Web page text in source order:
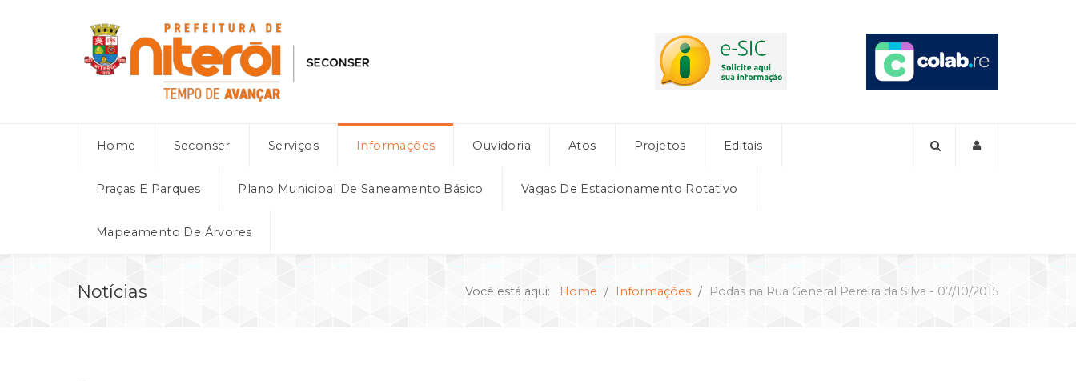
Home Seconser Serviços Informações Ouvidoria Atos Projetos Editais
Praças E Parques Plano Municipal De Saneamento Básico Vagas De Estacionamento Rotativo
Mapeamento De Árvores
Notícias Você está aqui: Home Informações Podas na Rua General Pereira da Silva - 07/10/2015